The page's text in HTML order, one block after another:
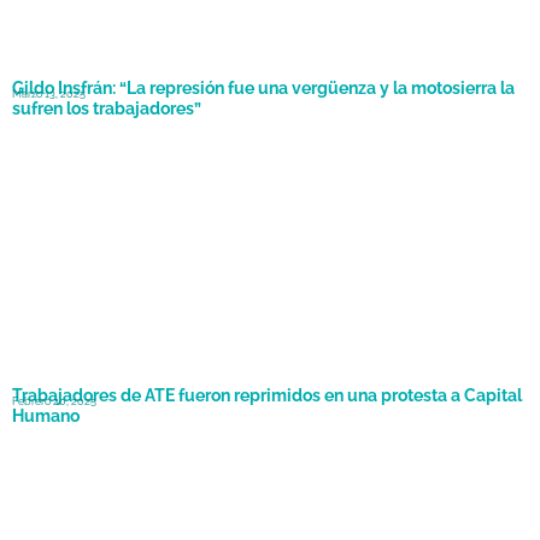
Gildo Insfrán: “La represión fue una vergüenza y la motosierra la
sufren los trabajadores”
Marzo 13, 2025
Trabajadores de ATE fueron reprimidos en una protesta a Capital
Humano
Febrero 20, 2025